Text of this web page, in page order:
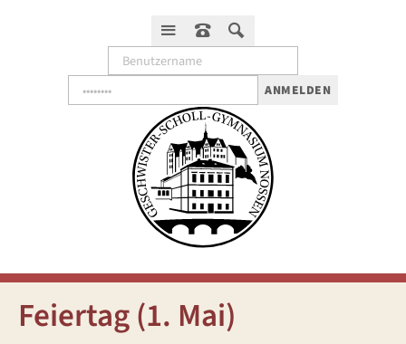
ANMELDEN
Feiertag (1. Mai)